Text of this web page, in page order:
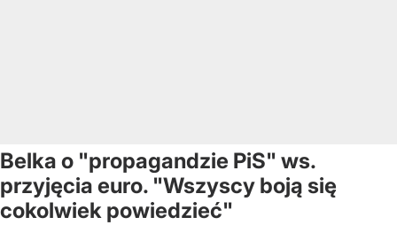
Belka o "propagandzie PiS" ws.
przyjęcia euro. "Wszyscy boją się
cokolwiek powiedzieć"